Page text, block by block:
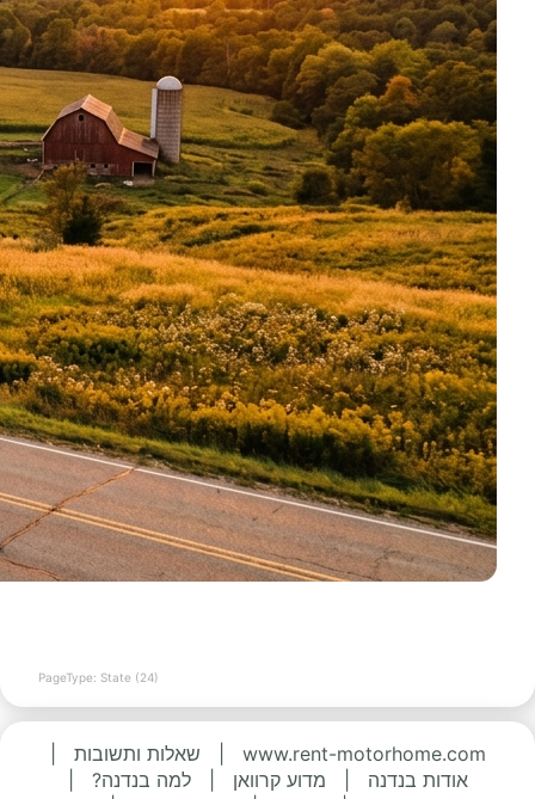
PageType: State (24)
www.rent-motorhome.com שאלות ותשובות
אודות בנדנה
מדוע קרוואן למה בנדנה?